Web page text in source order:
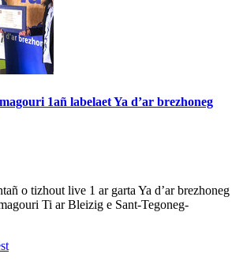
1añ labelaet Ya d’ar brezhoneg
o tizhout live 1 ar garta Ya d’ar brezhoneg
Ti ar Bleizig e Sant-Tegoneg-